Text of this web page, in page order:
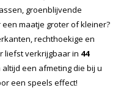
groenblijvende
maatje groter of kleiner?
rechthoekige en
liefst verkrijgbaar in 44
altijd een afmeting die bij u
een speels effect!